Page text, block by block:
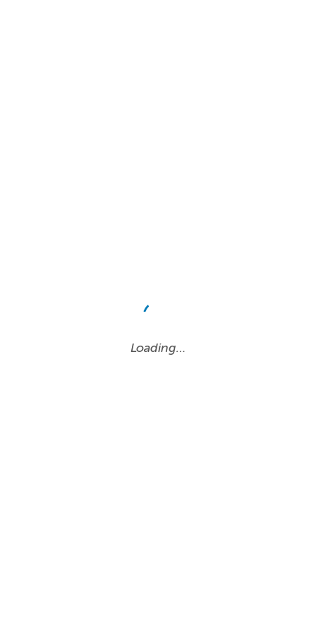
Loading…